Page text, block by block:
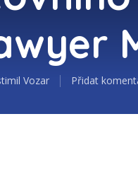
Vozar Přidat